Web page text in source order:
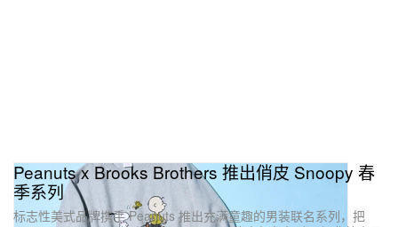
Peanuts x Brooks Brothers 推出俏皮 Snoopy 春
季系列
标志性美式品牌携手 Peanuts 推出充满童趣的男装联名系列，把